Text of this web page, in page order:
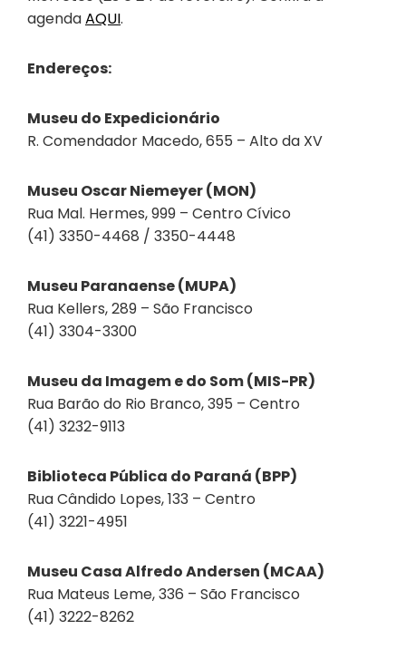
agendaAQUI.
Endereços:
Museu do Expedicionário
R. Comendador Macedo, 655 – Alto da XV
Museu Oscar Niemeyer (MON)
Rua Mal. Hermes, 999 – Centro Cívico
(41) 3350-4468 / 3350-4448
Museu Paranaense (MUPA)
Rua Kellers, 289 – São Francisco
(41) 3304-3300
Museu da Imagem e do Som (MIS-PR)
Rua Barão do Rio Branco, 395 – Centro
(41) 3232-9113
Biblioteca Pública do Paraná (BPP)
Rua Cândido Lopes, 133 – Centro
(41) 3221-4951
Museu Casa Alfredo Andersen (MCAA)
Rua Mateus Leme, 336 – São Francisco
(41) 3222-8262